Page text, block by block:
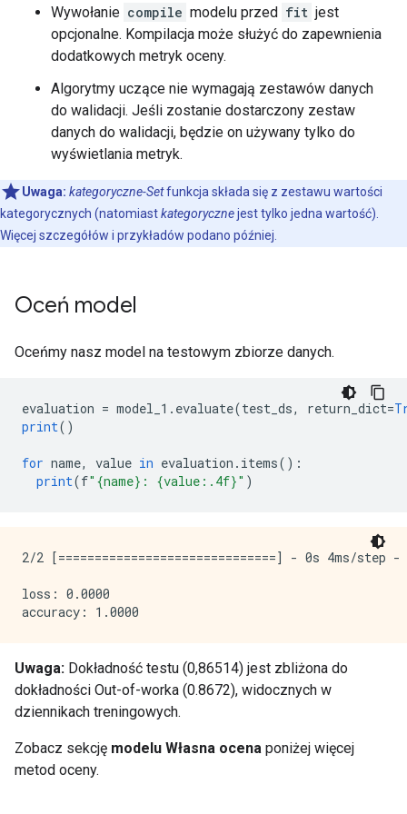
[INFO kernel.cc:762] Configure learner
[INFO kernel.cc:787] Training config:
learner: "RANDOM_FOREST"
features: "bill_depth_mm"
features: "bill_length_mm"
features: "body_mass_g"
features: "flipper_length_mm"
features: "island"
features: "sex"
label: "__LABEL"
task: CLASSIFICATION
  num_trees: 300
    min_examples: 5
    in_split_min_examples_check: true
    allow_na_conditions: false
      max_num_items: -1
      min_item_frequency: 1
    growing_strategy_local {
    }
    }
    num_candidate_attributes_ratio: -1
    axis_aligned_split {
    }
    internal {
    }
  }
  winner_take_all_inference: true
  compute_oob_performances: true
}
Wywołanie compile modelu przed fit jest
opcjonalne. Kompilacja może służyć do zapewnienia
dodatkowych metryk oceny.
Algorytmy uczące nie wymagają zestawów danych
do walidacji. Jeśli zostanie dostarczony zestaw
danych do walidacji, będzie on używany tylko do
wyświetlania metryk.
Uwaga: kategoryczne-Setfunkcja składa się z zestawu wartości
kategorycznych (natomiastkategorycznejest tylko jedna wartość).
Więcej szczegółów i przykładów podano później.
Oceń model
Oceńmy nasz model na testowym zbiorze danych.
evaluation = model_1 . evaluate(test_ds, return_dict=
print()
for name, value in evaluation . items():
print(f"{name}: {value:.4f}" )
2/2 [==============================] - 0s 4ms/
loss: 0.0000
Uwaga: Dokładność testu (0,86514) jest zbliżona do
dokładności Out-of-worka (0.8672), widocznych w
dziennikach treningowych.
Zobacz sekcję modelu Własna ocena poniżej więcej
metod oceny.